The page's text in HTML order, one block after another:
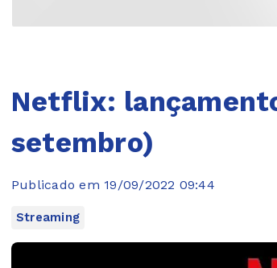
Netflix:
setembro)
Publicado em 19/09/2022 09:44
Streaming